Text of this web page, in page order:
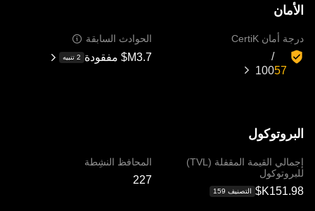
الأمان
درجة أمان CertiK
100‏
الحوادث السابقة
مفقودة 2 تنبيه
البروتوكول
إجمالي القيمة المقفلة (TVL)
للبروتوكول
التصنيف ‏‎159‏
المحافظ النشِطة